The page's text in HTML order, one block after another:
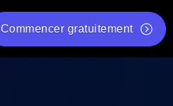
Commencer gratuitement